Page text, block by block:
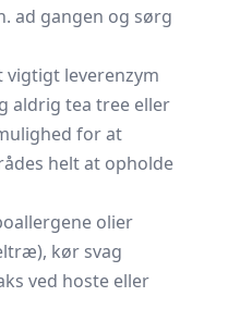
ad gangen og sørg
vigtigt leverenzym
aldrig tea tree eller
for at
helt at opholde
olier
kør svag
ved hoste eller